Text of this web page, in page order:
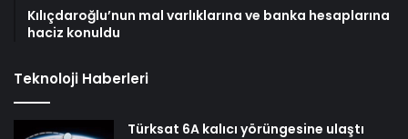
Kılıçdaroğlu’nun mal varlıklarına ve banka hesaplarına
haciz konuldu
Teknoloji Haberleri
Türksat 6A kalıcı yörüngesine ulaştı